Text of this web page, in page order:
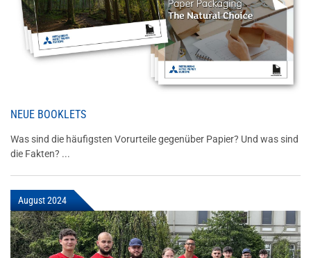
NEUE BOOKLETS
Was sind die häufigsten Vorurteile gegenüber Papier? Und was sind
die Fakten? ...
August 2024